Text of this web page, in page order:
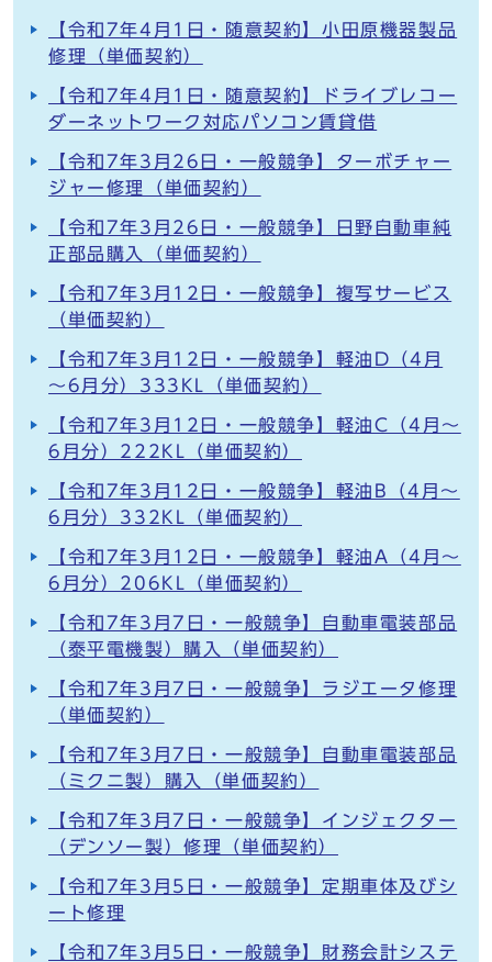
【令和7年4月1日・随意契約】小田原機器製品
修理（単価契約）
【令和7年4月1日・随意契約】ドライブレコー
ダーネットワーク対応パソコン賃貸借
【令和7年3月26日・一般競争】ターボチャー
ジャー修理（単価契約）
【令和7年3月26日・一般競争】日野自動車純
正部品購入（単価契約）
【令和7年3月12日・一般競争】複写サービス
（単価契約）
【令和7年3月12日・一般競争】軽油D（4月
～6月分）333KL（単価契約）
【令和7年3月12日・一般競争】軽油C（4月～
6月分）222KL（単価契約）
【令和7年3月12日・一般競争】軽油B（4月～
6月分）332KL（単価契約）
【令和7年3月12日・一般競争】軽油A（4月～
6月分）206KL（単価契約）
【令和7年3月7日・一般競争】自動車電装部品
（泰平電機製）購入（単価契約）
【令和7年3月7日・一般競争】ラジエータ修理
（単価契約）
【令和7年3月7日・一般競争】自動車電装部品
（ミクニ製）購入（単価契約）
【令和7年3月7日・一般競争】インジェクター
（デンソー製）修理（単価契約）
【令和7年3月5日・一般競争】定期車体及びシ
ート修理
【令和7年3月5日・一般競争】財務会計システ